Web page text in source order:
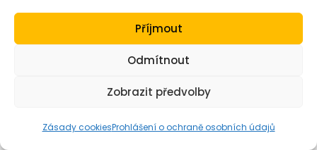
Příjmout
Odmítnout
Zobrazit předvolby
Zásady cookiesProhlášení o ochraně osobních údajů